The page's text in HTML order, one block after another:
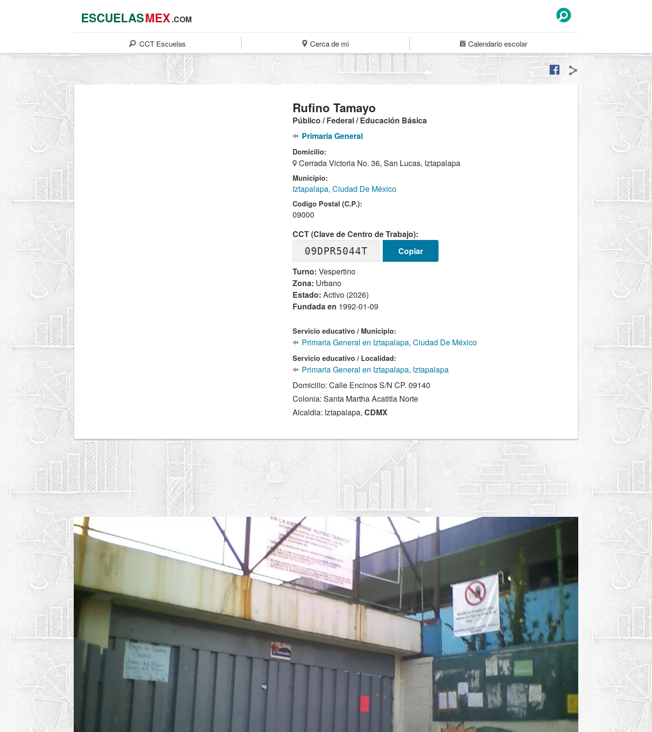
ESCUELASMEX.COM
CCT Escuelas Cerca de mi Calendarioescolar
Rufino Tamayo
Público / Federal / Educación Básica
Primaria General
Domicilio:
Cerrada Victoria No. 36, San Lucas, Iztapalapa
Municipio:
Iztapalapa, Ciudad De México
Codigo Postal (C.P.):
09000
CCT (Clave de Centro de Trabajo):
09DPR5044T
Copiar
Turno: Vespertino
Zona: Urbano
Estado: Activo (2026)
Fundada en 1992-01-09
Servicio educativo / Municipio:
Primaria General en Iztapalapa, Ciudad De México
Servicio educativo / Localidad:
Primaria General en Iztapalapa, Iztapalapa
Domicilio: Calle Encinos S/N CP. 09140
Colonia: Santa Martha Acatitla Norte
Alcaldia: Iztapalapa,CDMX